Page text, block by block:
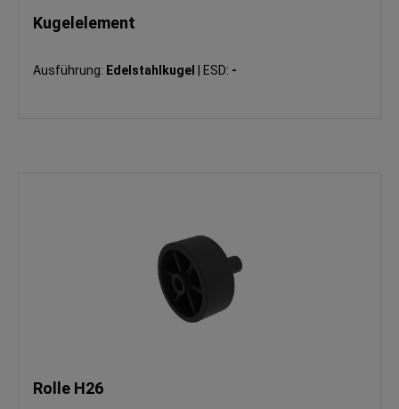
Kugelelement
Ausführung: Edelstahlkugel ESD: -
Rolle H26